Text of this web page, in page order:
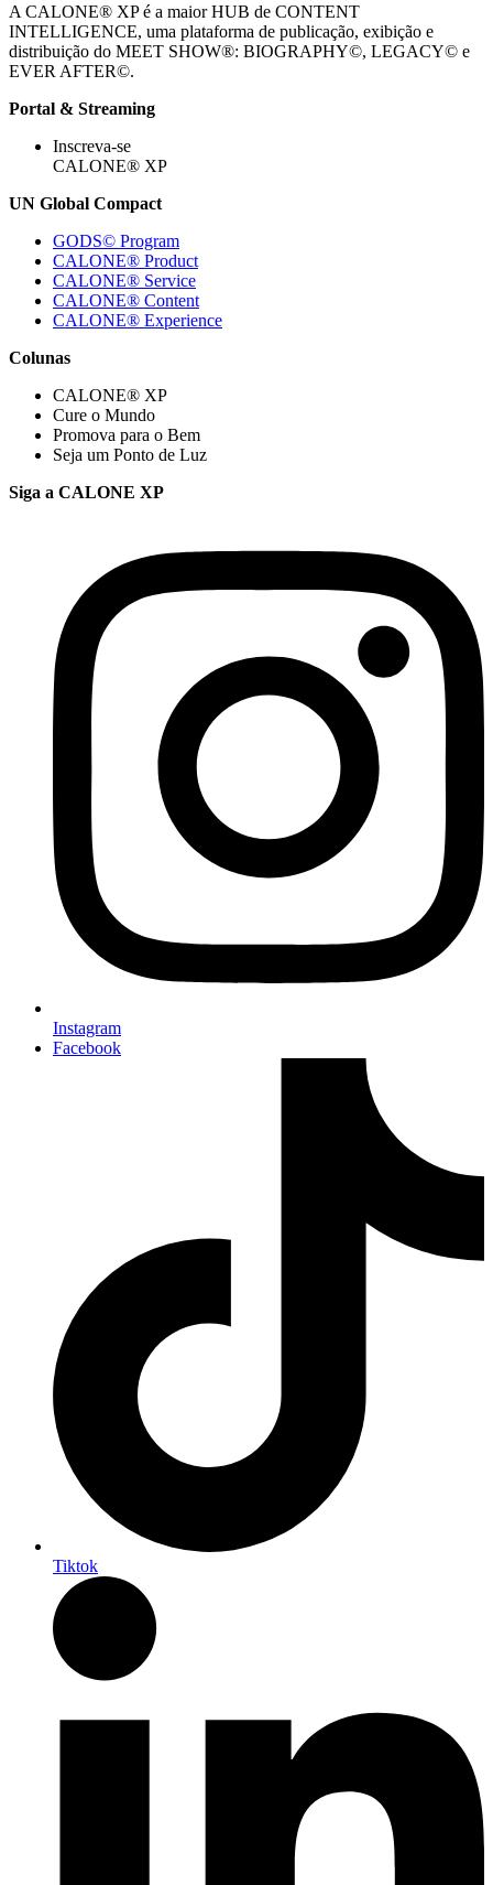
A CALONE® XP é a maior HUB de CONTENT
INTELLIGENCE, uma plataforma de publicação, exibição e
distribuição do MEET SHOW®: BIOGRAPHY©, LEGACY© e
EVER AFTER©.
Portal & Streaming
Inscreva-se
CALONE® XP
UN Global Compact
GODS© Program
CALONE® Product
CALONE® Service
CALONE® Content
CALONE® Experience
Colunas
CALONE® XP
Cure o Mundo
Promova para o Bem
Seja um Ponto de Luz
Siga a CALONE XP
Instagram
Facebook
Tiktok